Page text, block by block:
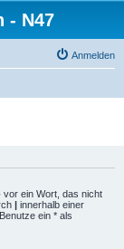
- N47
Anmelden
vor ein Wort, das nicht
| innerhalb einer
ein * als